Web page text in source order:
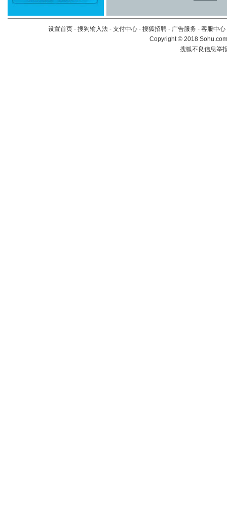
设置首页 - 搜狗输入法 - 支付中心 - 搜狐招聘 - 广告服务 - 客服中心
Copyright©2018
搜狐不良信息举